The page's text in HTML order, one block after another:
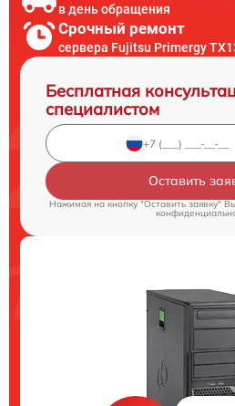
в день обращения
Срочный ремонт
сервера Fujitsu Primergy
Бесплатная
специалистом
Оставить
Нажимая на кнопку "Оставить заявку"